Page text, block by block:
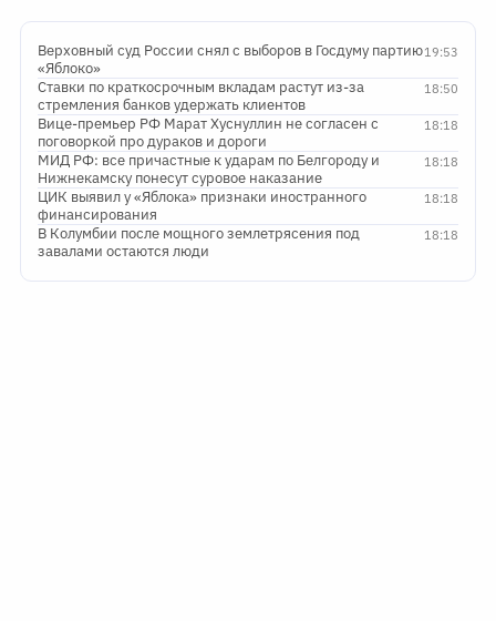
19:53
Верховный суд России снял с выборов в Госдуму партию
«Яблоко»
18:50
Ставки по краткосрочным вкладам растут из-за
стремления банков удержать клиентов
18:18
Вице-премьер РФ Марат Хуснуллин не согласен с
поговоркой про дураков и дороги
18:18
МИД РФ: все причастные к ударам по Белгороду и
Нижнекамску понесут суровое наказание
18:18
ЦИК выявил у «Яблока» признаки иностранного
финансирования
18:18
В Колумбии после мощного землетрясения под
завалами остаются люди